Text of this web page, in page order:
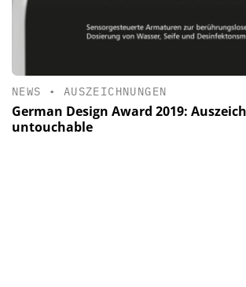
NEWS • AUSZEICHNUNGEN
German Design Award 2019:
untouchable